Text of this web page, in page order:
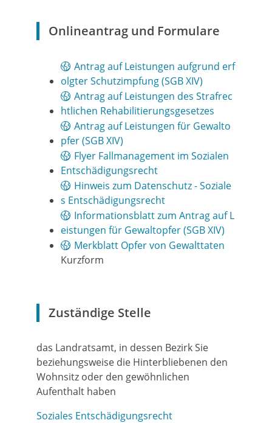
Onlineantrag und Formulare
Antrag auf Leistungen aufgrund erf
olgter Schutzimpfung (SGB XIV)
Antrag auf Leistungen des Strafrec
htlichen Rehabilitierungsgesetzes
Antrag auf Leistungen für Gewalto
pfer (SGB XIV)
Flyer Fallmanagement im Sozialen
Entschädigungsrecht
Hinweis zum Datenschutz - Soziale
s Entschädigungsrecht
Informationsblatt zum Antrag auf L
eistungen für Gewaltopfer (SGB XIV)
Merkblatt Opfer von Gewalttaten
Kurzform
Zuständige Stelle
das Landratsamt, in dessen Bezirk Sie
beziehungsweise die Hinterbliebenen den
Wohnsitz oder den gewöhnlichen
Aufenthalt haben
Soziales Entschädigungsrecht